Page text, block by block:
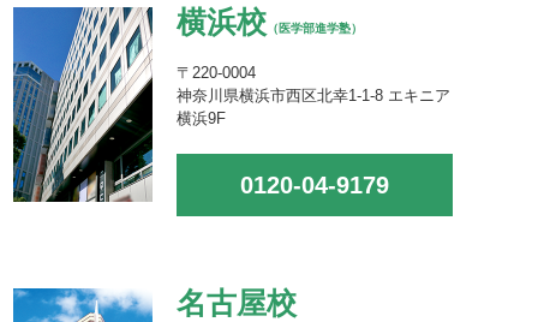
横浜校 （医学部進学塾）
〒220-0004
神奈川県横浜市西区北幸1-1-8 エキニア
横浜9F
0120-04-9179
名古屋校